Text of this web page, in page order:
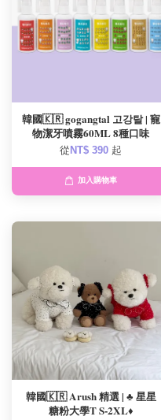
韓國🇰🇷 gogangtal 고강탈 | 寵
物潔牙噴霧60ML 8種口味
從 NT$ 390 起
加入購物車
韓國🇰🇷 Arush 精選 | ♣️ 星星
糖粉大學T S-2XL♦️